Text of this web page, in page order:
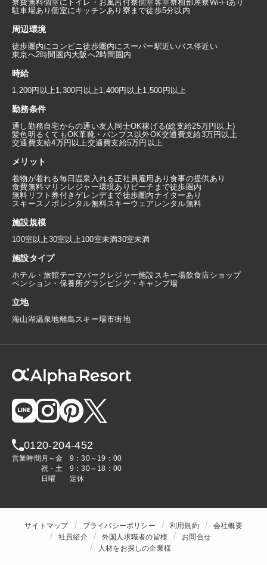
寮費無料個室にトイレ・お風呂付寮個室客室寮相部屋寮Wi-Fiあり
駐車場あり個室にキッチンあり 寮まで徒歩5分以内
周辺環境
徒歩圏内にコンビニ徒歩圏内にスーパー駅近いバス停近い
東京へ2時間圏内大阪へ2時間圏内
時給
1,200円以上1,300円以上1,400円以上1,500円以上
勤務条件
通し勤務自宅からの通い友人同士OK稼げる(総支給25万円以上)
髪色明るくてもOK革靴・パンプス以外OK交通費支給3万円以上
交通費支給4万円以上交通費支給5万円以上
メリット
着物が着れる毎日温泉入れる正社員雇用あり食事の提供あり
食費無料マリンレジャー環境あり ビーチまで徒歩圏内
無料リフト券付きゲレンデまで徒歩圏内ナイターあり
スキースノボレンタル無料スキーウェアレンタル無料
施設規模
100室以上30室以上100室未満30室未満
施設タイプ
ホテル・旅館テーマパーク レジャー施設スキー場飲食店ショップ
ペンション・保養所グランピング・キャンプ場
立地
海山湖温泉地離島スキー場市街地
0120-204-452
営業時間 月～金
9：30～19：00
祝・土
9：30～18：00
日曜
定休
サイトマップ プライバシーポリシー 利用規約
会社概要
社員紹介
外国人求職者の皆様
お問合せ
人材をお探しの企業様